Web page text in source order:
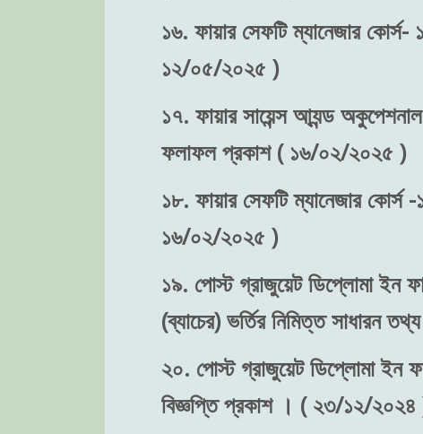
১৬. ফায়ার সেফটি ম্যানেজার কোর্স-
১২/০৫/২০২৫ )
১৭. ফায়ার সায়েন্স আ্যন্ড
ফলাফল প্রকাশ ( ১৬/০২/২০২৫ )
১৮. ফায়ার সেফটি ম্যানেজার
১৬/০২/২০২৫ )
১৯. পোস্ট গ্রাজুয়েট ডিপ্লোমা ইন
(ব্যাচের) ভর্তির নিমিত্ত
২০. পোস্ট গ্রাজুয়েট ডিপ্লোমা ইন
বিজ্ঞপ্তি প্রকাশ । ( ২৩/১২/২০২৪